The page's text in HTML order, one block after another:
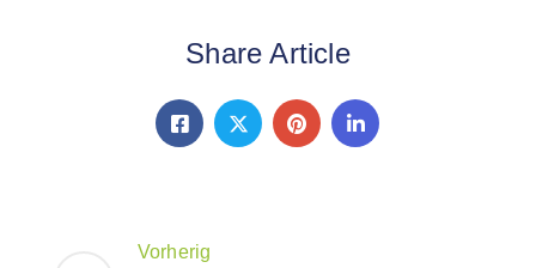
Share Article
Vorherig